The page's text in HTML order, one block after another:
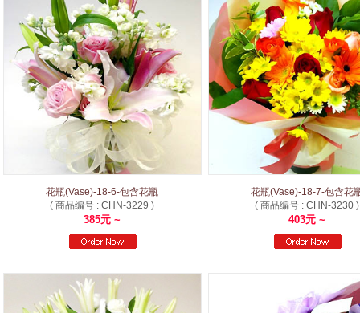
花瓶(Vase)-18-6-包含花瓶
( 商品编号 : CHN-3229 )
385元 ~
花瓶(Vase)-18-7-包含花
( 商品编号 : CHN-3230 )
403元 ~